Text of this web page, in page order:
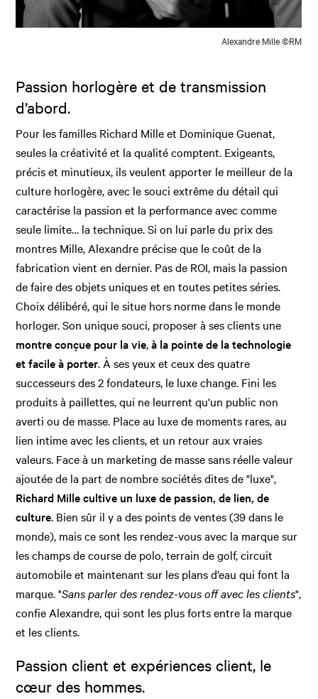
Alexandre Mille ©RM
Passion horlogère et de transmission
d’abord.
Pour les familles Richard Mille et Dominique Guenat,
seules la créativité et la qualité comptent. Exigeants,
précis et minutieux, ils veulent apporter le meilleur de la
culture horlogère, avec le souci extrême du détail qui
caractérise la passion et la performance avec comme
seule limite… la technique. Si on lui parle du prix des
montres Mille, Alexandre précise que le coût de la
fabrication vient en dernier. Pas de ROI, mais la passion
de faire des objets uniques et en toutes petites séries.
Choix délibéré, qui le situe hors norme dans le monde
horloger. Son unique souci, proposer à ses clients une
montre conçue pour la vie,à la pointe de la technologie
et facile à porter. À ses yeux et ceux des quatre
successeurs des 2 fondateurs, le luxe change. Fini les
produits à paillettes, qui ne leurrent qu'un public non
averti ou de masse. Place au luxe de moments rares, au
lien intime avec les clients, et un retour aux vraies
valeurs. Face à un marketing de masse sans réelle valeur
ajoutée de la part de nombre sociétés dites de "luxe",
Richard Mille cultive un luxe de passion, de lien, de
culture. Bien sûr il y a des points de ventes (39 dans le
monde), mais ce sont les rendez-vous avec la marque sur
les champs de course de polo, terrain de golf, circuit
automobile et maintenant sur les plans d’eau qui font la
marque. "Sans parler des rendez-vous off avec les clients",
confie Alexandre, qui sont les plus forts entre la marque
et les clients.
Passion client et expériences client, le
cœur des hommes.